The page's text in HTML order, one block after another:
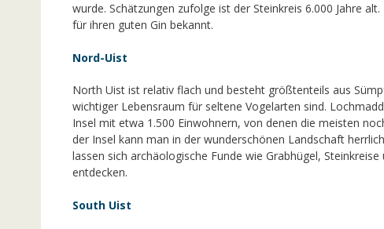
wurde. Schätzungen zufolge ist der Steinkreis 6.000 Jahre
für ihren guten Gin bekannt.
Nord-Uist
North Uist ist relativ flach und besteht größtenteils aus
wichtiger Lebensraum für seltene Vogelarten sind.
Insel mit etwa 1.500 Einwohnern, von denen die meisten
der Insel kann man in der wunderschönen Landschaft
lassen sich archäologische Funde wie Grabhügel,
entdecken.
South Uist